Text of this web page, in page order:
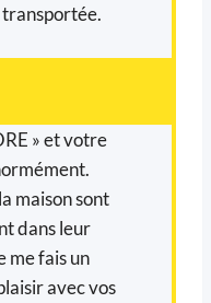
transportée.
» et votre
maison sont
dans leur
me fais un
avec vos